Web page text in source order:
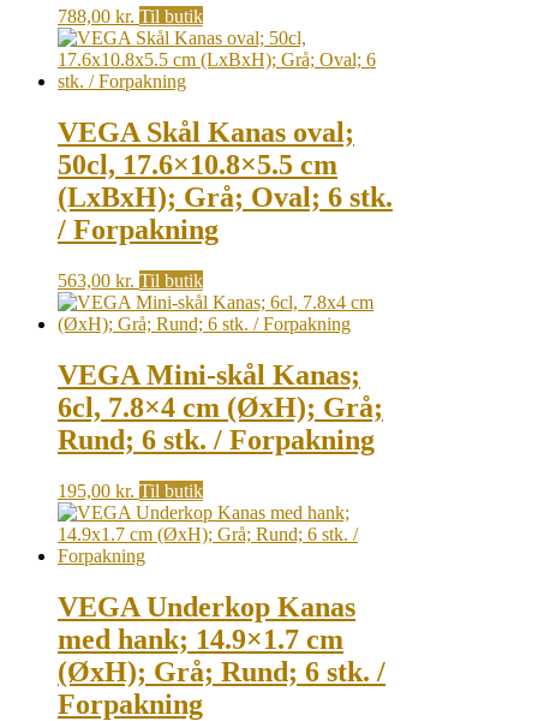
788,00 kr. Til butik
VEGA Skål Kanas oval;
50cl, 17.6×10.8×5.5 cm
(LxBxH); Grå; Oval; 6 stk.
/ Forpakning
563,00 kr. Til butik
VEGA Mini-skål Kanas;
6cl, 7.8×4 cm (ØxH); Grå;
Rund; 6 stk. / Forpakning
195,00 kr. Til butik
VEGA Underkop Kanas
med hank; 14.9×1.7 cm
(ØxH); Grå; Rund; 6 stk. /
Forpakning